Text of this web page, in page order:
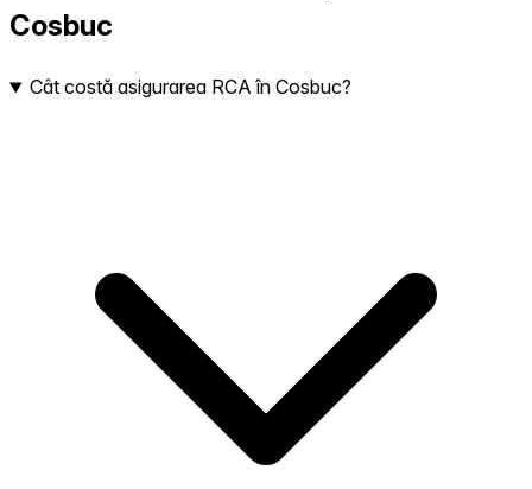
Cosbuc
Cât costă asigurarea RCA în Cosbuc?